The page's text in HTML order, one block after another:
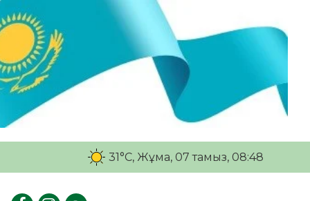
31°C, Жұма, 07 тамыз, 08:48